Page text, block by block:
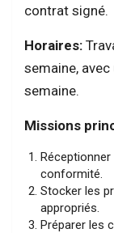
contrat signé.
Horaires:
semaine,
semaine.
Missions
conformité.
Stocker les
appropriés.
Préparer les